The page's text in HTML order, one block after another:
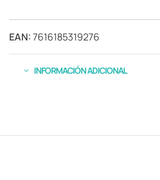
EAN:7616185319276
INFORMACIÓN ADICIONAL